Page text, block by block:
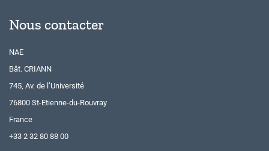
Nous contacter
NAE
Bât. CRIANN
745, Av. de l’Université
76800 St-Etienne-du-Rouvray
France
+33 2 32 80 88 00